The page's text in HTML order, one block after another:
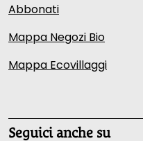
Abbonati
Mappa Negozi Bio
Mappa Ecovillaggi
Seguici anche su